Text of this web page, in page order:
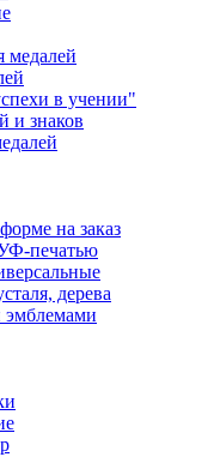
медалей
в учении"
и знаков
на заказ
печатью
дерева